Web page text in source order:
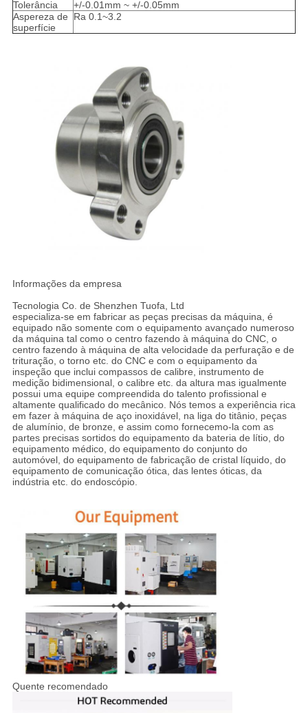
Tolerância
+/-0.01mm ~ +/-0.05mm
Aspereza de
superfície
Ra 0.1~3.2
Informações da empresa
Tecnologia Co. de Shenzhen Tuofa, Ltd
especializa-se em fabricar as peças precisas da máquina, é
equipado não somente com o equipamento avançado numeroso
da máquina tal como o centro fazendo à máquina do CNC, o
centro fazendo à máquina de alta velocidade da perfuração e de
trituração, o torno etc. do CNC e com o equipamento da
inspeção que inclui compassos de calibre, instrumento de
medição bidimensional, o calibre etc. da altura mas igualmente
possui uma equipe compreendida do talento profissional e
altamente qualificado do mecânico. Nós temos a experiência rica
em fazer à máquina de aço inoxidável, na liga do titânio, peças
de alumínio, de bronze, e assim como fornecemo-la com as
partes precisas sortidos do equipamento da bateria de lítio, do
equipamento médico, do equipamento do conjunto do
automóvel, do equipamento de fabricação de cristal líquido, do
equipamento de comunicação ótica, das lentes óticas, da
indústria etc. do endoscópio.
Quente recomendado